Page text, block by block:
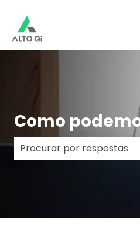
Como
Não há sugestões